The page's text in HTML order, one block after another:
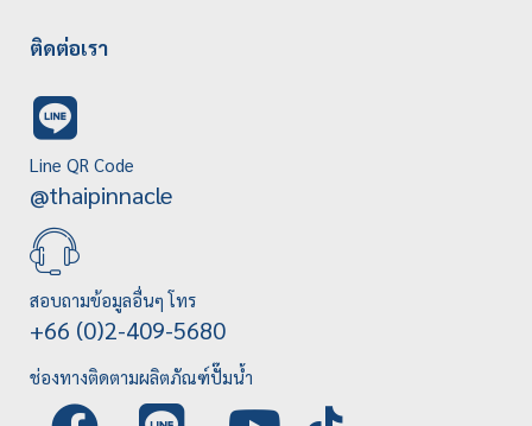
ติดต่อเรา
Line QR Code
@thaipinnacle
สอบถามข้อมูลอื่นๆ โทร
+66 (0)2-409-5680
ช่องทางติดตามผลิตภัณฑ์ปั๊มน้ำ